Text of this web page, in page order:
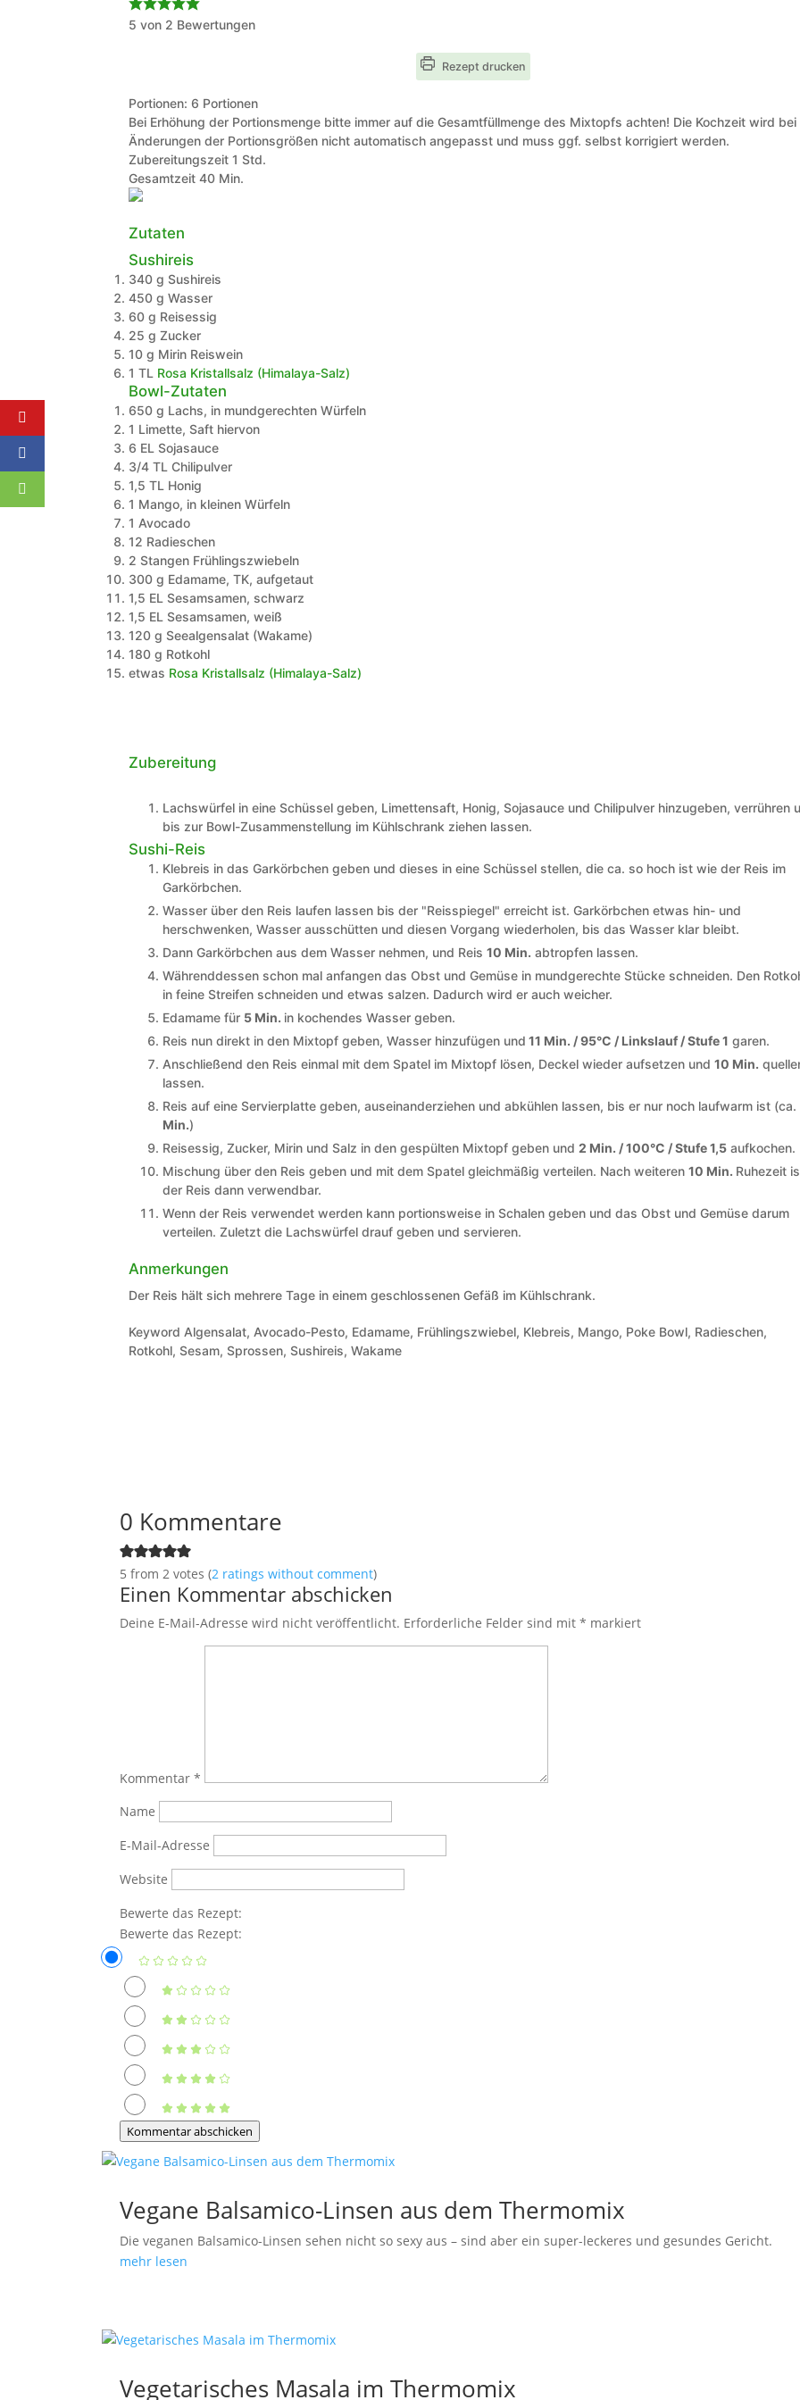
5 von 2 Bewertungen
Rezept drucken
Portionen: 6 Portionen
Bei Erhöhung der Portionsmenge bitte immer auf die Gesamtfüllmenge des Mixtopfs achten! Die Kochzeit wird bei
Änderungen der Portionsgrößen nicht automatisch angepasst und muss ggf. selbst korrigiert werden.
Zubereitungszeit1 Stunde
Std.
Gesamtzeit40Minuten
Min.
Zutaten
Sushireis
340 g Sushireis
450 g Wasser
60 g Reisessig
25 g Zucker
10 g Mirin Reiswein
1 TL Rosa Kristallsalz (Himalaya-Salz)
Bowl-Zutaten
650 g Lachs, in mundgerechten Würfeln
1 Limette, Saft hiervon
6 EL Sojasauce
3/4 TL Chilipulver
1,5 TL Honig
1 Mango, in kleinen Würfeln
1 Avocado
12 Radieschen
2 Stangen Frühlingszwiebeln
300 g Edamame, TK, aufgetaut
1,5 EL Sesamsamen, schwarz
1,5 EL Sesamsamen, weiß
120 g Seealgensalat (Wakame)
180 g Rotkohl
etwas Rosa Kristallsalz (Himalaya-Salz)
Zubereitung
Lachswürfel in eine Schüssel geben, Limettensaft, Honig, Sojasauce und Chilipulver hinzugeben, verrühren
bis zur Bowl-Zusammenstellung im Kühlschrank ziehen lassen.
Sushi-Reis
Klebreis in das Garkörbchen geben und dieses in eine Schüssel stellen, die ca. so hoch ist wie der Reis im
Garkörbchen.
Wasser über den Reis laufen lassen bis der "Reisspiegel" erreicht ist. Garkörbchen etwas hin- und
herschwenken, Wasser ausschütten und diesen Vorgang wiederholen, bis das Wasser klar bleibt.
Dann Garkörbchen aus dem Wasser nehmen, und Reis10 Min. abtropfen lassen.
Währenddessen schon mal anfangen das Obst und Gemüse in mundgerechte Stücke schneiden. Den
in feine Streifen schneiden und etwas salzen. Dadurch wird er auch weicher.
Edamame für 5 Min. in kochendes Wasser geben.
Reis nun direkt in den Mixtopf geben, Wasser hinzufügen und 11 Min. / 95°C / Linkslauf / Stufe 1 garen.
Anschließend den Reis einmal mit dem Spatel im Mixtopf lösen, Deckel wieder aufsetzen und10 Min.
lassen.
Reis auf eine Servierplatte geben, auseinanderziehen und abkühlen lassen, bis er nur noch laufwarm ist (ca.
Min.)
Reisessig, Zucker, Mirin und Salz in den gespülten Mixtopf geben und2 Min. / 100°C / Stufe 1,5 aufkochen.
Mischung über den Reis geben und mit dem Spatel gleichmäßig verteilen. Nach weiteren10 Min. Ruhezeit
der Reis dann verwendbar.
Wenn der Reis verwendet werden kann portionsweise in Schalen geben und das Obst und Gemüse darum
verteilen. Zuletzt die Lachswürfel drauf geben und servieren.
Anmerkungen
Der Reis hält sich mehrere Tage in einem geschlossenen Gefäß im Kühlschrank.
Keyword Algensalat, Avocado-Pesto, Edamame, Frühlingszwiebel, Klebreis, Mango, Poke Bowl, Radieschen,
Rotkohl, Sesam, Sprossen, Sushireis, Wakame
0 Kommentare
5 from 2 votes (2 ratings without comment)
Einen Kommentar abschicken
Deine E-Mail-Adresse wird nicht veröffentlicht. Erforderliche Felder sind mit* markiert
Kommentar*
Name
E-Mail-Adresse
Website
Bewerte das Rezept:
Bewerte das Rezept:
Kommentar abschicken
Vegane Balsamico-Linsen aus dem Thermomix
Die veganen Balsamico-Linsen sehen nicht so sexy aus – sind aber ein super-leckeres und gesundes Gericht.
mehr lesen
Vegetarisches Masala im Thermomix